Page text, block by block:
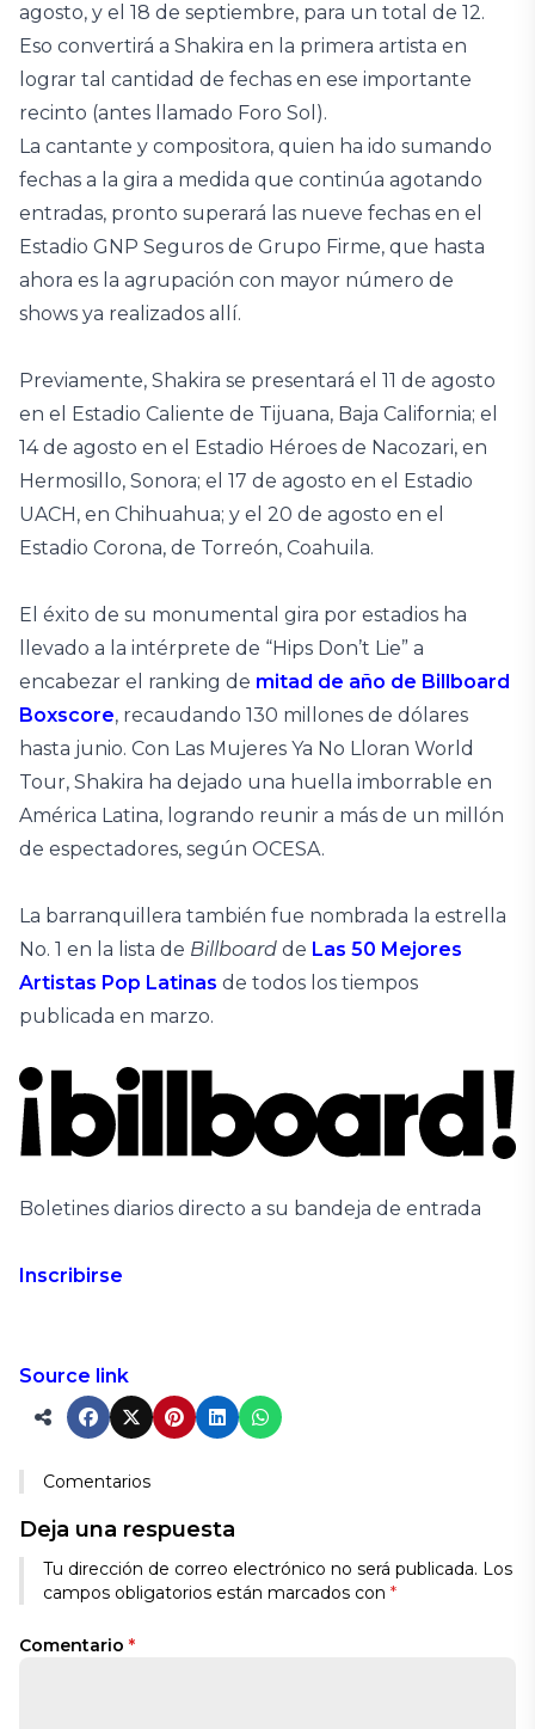
agosto, y el 18 de septiembre, para un total de 12.
Eso convertirá a Shakira en la primera artista en
lograr tal cantidad de fechas en ese importante
recinto (antes llamado Foro Sol).
La cantante y compositora, quien ha ido sumando
fechas a la gira a medida que continúa agotando
entradas, pronto superará las nueve fechas en el
Estadio GNP Seguros de Grupo Firme, que hasta
ahora es la agrupación con mayor número de
shows ya realizados allí.
Previamente, Shakira se presentará el 11 de agosto
en el Estadio Caliente de Tijuana, Baja California; el
14 de agosto en el Estadio Héroes de Nacozari, en
Hermosillo, Sonora; el 17 de agosto en el Estadio
UACH, en Chihuahua; y el 20 de agosto en el
Estadio Corona, de Torreón, Coahuila.
El éxito de su monumental gira por estadios ha
llevado a la intérprete de “Hips Don’t Lie” a
encabezar el ranking de mitad de año de Billboard
Boxscore, recaudando 130 millones de dólares
hasta junio. Con Las Mujeres Ya No Lloran World
Tour, Shakira ha dejado una huella imborrable en
América Latina, logrando reunir a más de un millón
de espectadores, según OCESA.
La barranquillera también fue nombrada la estrella
No. 1 en la lista de Billboard de Las 50 Mejores
Artistas Pop Latinas de todos los tiempos
publicada en marzo.
Boletines diarios directo a su bandeja de entrada
Inscribirse
Source link
Comentarios
Deja una respuesta
Tu dirección de correo electrónico no será publicada. Los
campos obligatorios están marcados con *
Comentario *
Alternative: